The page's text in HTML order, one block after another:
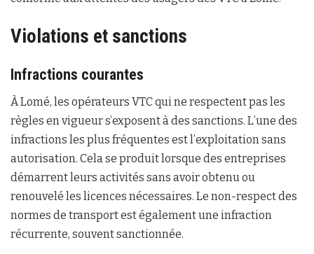
Violations et sanctions
Infractions courantes
À Lomé, les opérateurs VTC qui ne respectent pas les
règles en vigueur s’exposent à des sanctions. L’une des
infractions les plus fréquentes est l’exploitation sans
autorisation. Cela se produit lorsque des entreprises
démarrent leurs activités sans avoir obtenu ou
renouvelé les licences nécessaires. Le non-respect des
normes de transport est également une infraction
récurrente, souvent sanctionnée.